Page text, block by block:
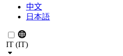
中文
日本語
IT (IT)